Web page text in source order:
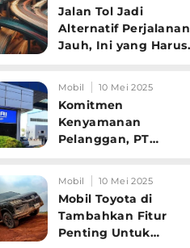
Jalan Tol Jadi
Alternatif Perjalanan
Jauh, Ini yang Harus
Pengendara
Mobil 10 Mei 2025
Komitmen
Kenyamanan
Pelanggan, PT
Indonesia Perbaharui
Software mobil
Mobil 10 Mei 2025
Mobil Toyota di
Tambahkan Fitur
Penting Untuk